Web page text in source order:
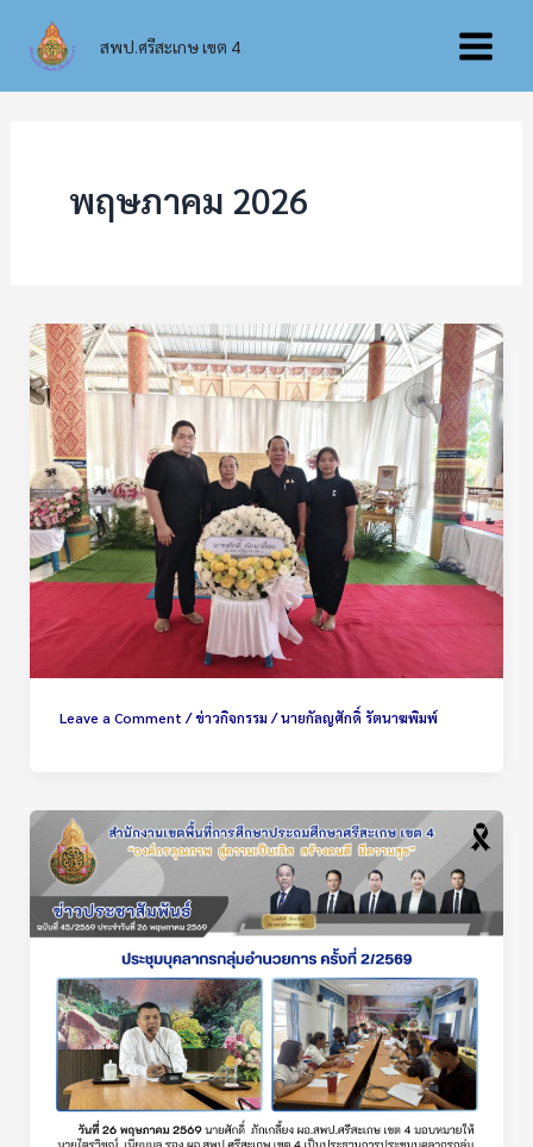
content
สพป.ศรีสะเกษ เขต 4
Main
พฤษภาคม 2026
Leave a Comment /ข่าวกิจกรรม /นายกัลญศักดิ์ รัตนาฆพิมพ์